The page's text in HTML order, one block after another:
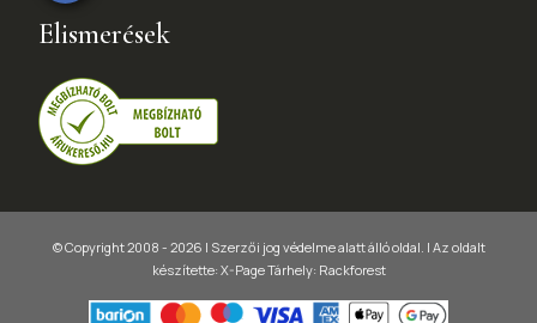
Elismerések
© Copyright 2008 - 2026 | Szerzői jog védelme alatt álló oldal. | Az oldalt
készítette: X-PageTárhely: Rackforest